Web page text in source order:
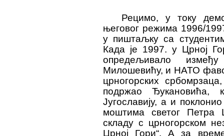
Рецимо,
у току
његовог режима 1996/
у пиштаљку са
Када је 1997. у Црној
опредељивало
Милошевићу, и НАТО
црногорских
подржао
Југославију, а и
моштима светог Петра
складу с црногорском
Црној Гори“. А за